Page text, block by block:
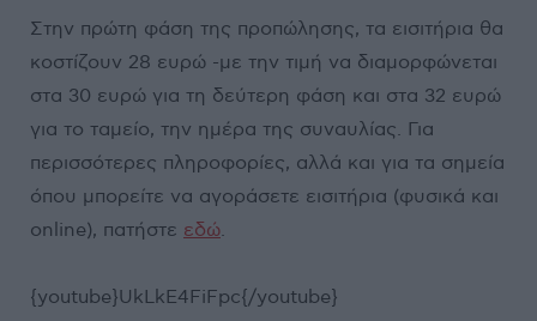
Στην πρώτη φάση της προπώλησης, τα εισιτήρια θα
κοστίζουν 28 ευρώ -με την τιμή να διαμορφώνεται
στα 30 ευρώ για τη δεύτερη φάση και στα 32 ευρώ
για το ταμείο, την ημέρα της συναυλίας. Για
περισσότερες πληροφορίες, αλλά και για τα σημεία
όπου μπορείτε να αγοράσετε εισιτήρια (φυσικά και
online), πατήστε εδώ.
{youtube}UkLkE4FiFpc{/youtube}